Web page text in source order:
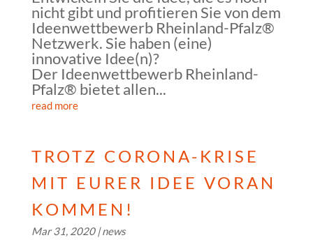
nicht gibt und profitieren Sie von dem
Ideenwettbewerb Rheinland-Pfalz®
Netzwerk. Sie haben (eine)
innovative Idee(n)?
Der Ideenwettbewerb Rheinland-
Pfalz® bietet allen...
read more
TROTZ CORONA-KRISE
MIT EURER IDEE VORAN
KOMMEN!
Mar 31, 2020|news